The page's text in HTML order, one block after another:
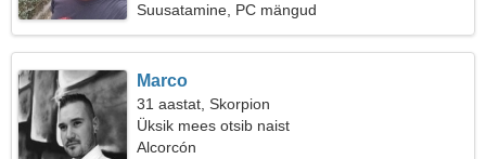
Suusatamine, PC mängud
Marco
31 aastat, Skorpion
Üksik mees otsib naist
Alcorcón